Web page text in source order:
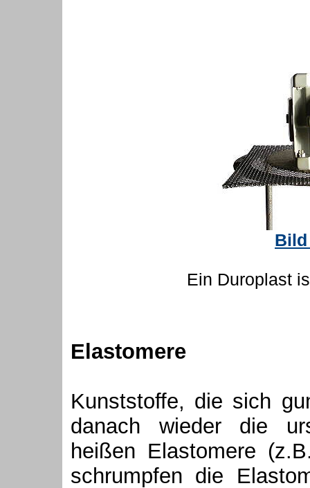
Ein Duroplast
Elastomere
Kunststoffe, die sich
danach wieder die
heißen Elastomere
schrumpfen die